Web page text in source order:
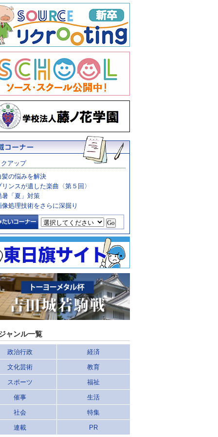
アップ
髪の悩みを解決
リンスが遺した楽曲〈第５回〉
暑「夏」対策
像処理技術をさらに深掘り
ャンル一覧
政治行政 経済
文化芸術 教育
スポーツ 福祉
催事 生活
社会 特集
連載 PR